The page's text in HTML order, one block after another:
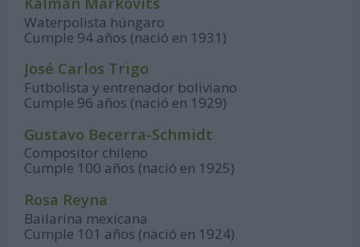
Waterpolista húngaro
Cumple 94 años (nació en 1931)
José Carlos Trigo
Futbolista y entrenador boliviano
Cumple 96 años (nació en 1929)
Gustavo Becerra-Schmidt
Compositor chileno
Cumple 100 años (nació en 1925)
Rosa Reyna
Bailarina mexicana
Cumple 101 años (nació en 1924)